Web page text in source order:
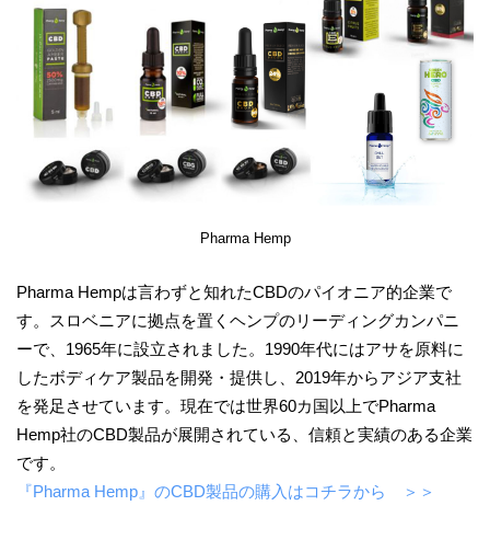
Pharma Hemp
Pharma Hempは言わずと知れたCBDのパイオニア的企業で
す。スロベニアに拠点を置くヘンプのリーディングカンパニ
ーで、1965年に設立されました。1990年代にはアサを原料に
したボディケア製品を開発・提供し、2019年からアジア支社
を発足させています。現在では世界60カ国以上でPharma
Hemp社のCBD製品が展開されている、信頼と実績のある企業
です。
『Pharma Hemp』のCBD製品の購入はコチラから ＞＞